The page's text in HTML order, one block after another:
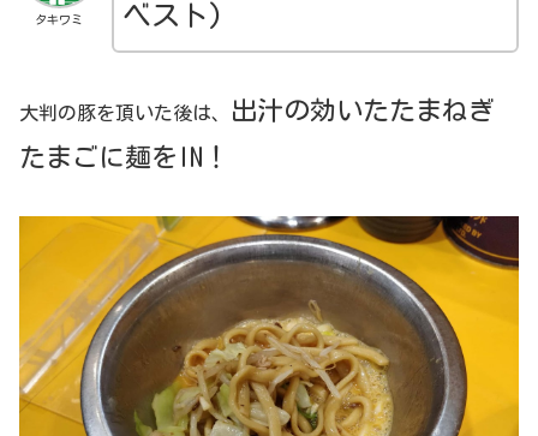
タキワミ
ベスト )
大判の豚を頂いた後は、
出汁の効いたたまねぎ
たまごに麺をIN！